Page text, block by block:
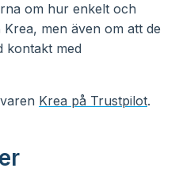
om hur enkelt och
men även om att de
kontakt med
Krea på Trustpilot.